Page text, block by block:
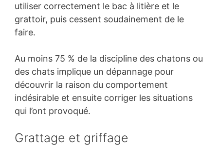
utiliser correctement le bac à litière et le
grattoir, puis cessent soudainement de le
faire.
Au moins 75 % de la discipline des chatons ou
des chats implique un dépannage pour
découvrir la raison du comportement
indésirable et ensuite corriger les situations
qui l’ont provoqué.
Grattage et griffage